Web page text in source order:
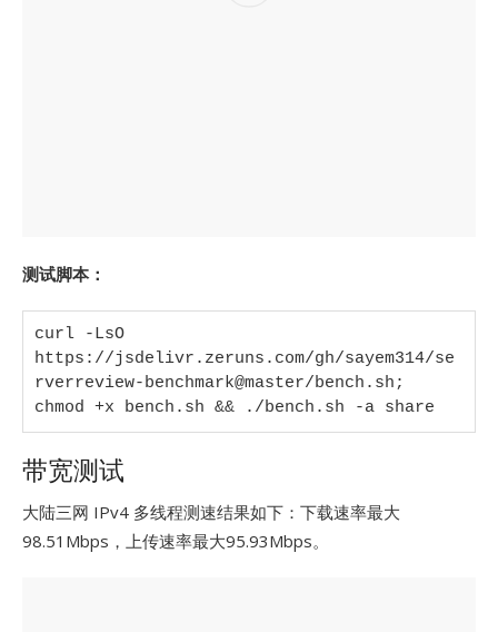
测试脚本：
curl -LsO
https://jsdelivr.zeruns.com/gh/sayem314/se
rverreview-benchmark@master/bench.sh;
chmod +x bench.sh && ./bench.sh -a share
带宽测试
大陆三网 IPv4 多线程测速结果如下：下载速率最大
98.51Mbps，上传速率最大95.93Mbps。